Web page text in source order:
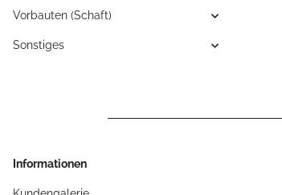
Vorbauten (Schaft)
Sonstiges
Informationen